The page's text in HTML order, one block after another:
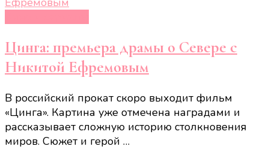
Цинга: премьера драмы о Севере с
Никитой Ефремовым
В российский прокат скоро выходит фильм
«Цинга». Картина уже отмечена наградами и
рассказывает сложную историю столкновения
миров. Сюжет и герой …